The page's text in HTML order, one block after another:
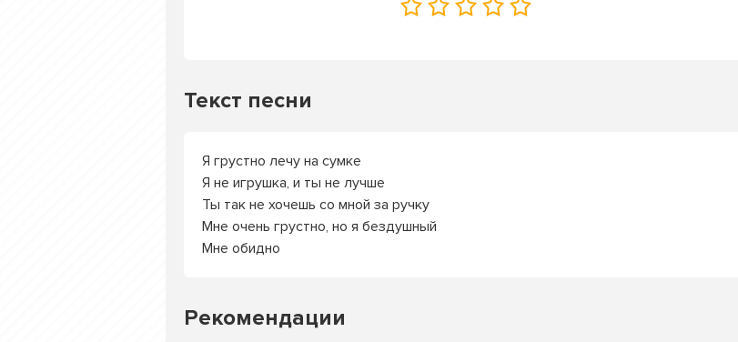
Текст песни
Я грустно лечу на сумке
Я не игрушка, и ты не лучше
Ты так не хочешь со мной за ручку
Мне очень грустно, но я бездушный
Мне обидно
Рекомендации